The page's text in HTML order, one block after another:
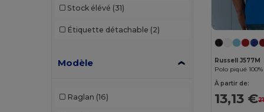
Stock élévé (31)
Étiquette détachable (2)
Modèle
Raglan (16)
Russell J577M
À partir de:
13,13 €